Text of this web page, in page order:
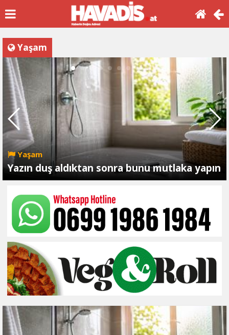
Yaşam
Yaşam
Yazın duş aldıktan sonra bunu mutlaka yapın